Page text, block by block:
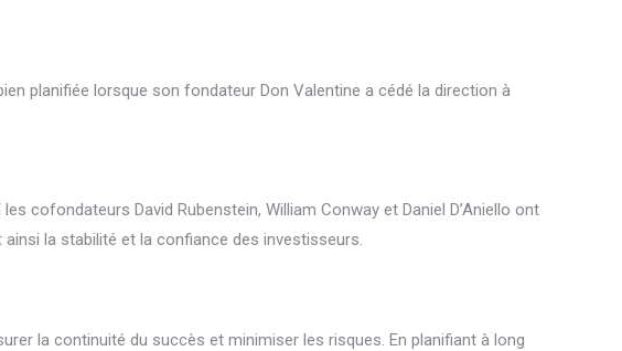
planifiée lorsque son fondateur Don Valentine a cédé la direction à
cofondateurs David Rubenstein, William Conway et Daniel D’Aniello ont
la stabilité et la confiance des investisseurs.
la continuité du succès et minimiser les risques. En planifiant à long